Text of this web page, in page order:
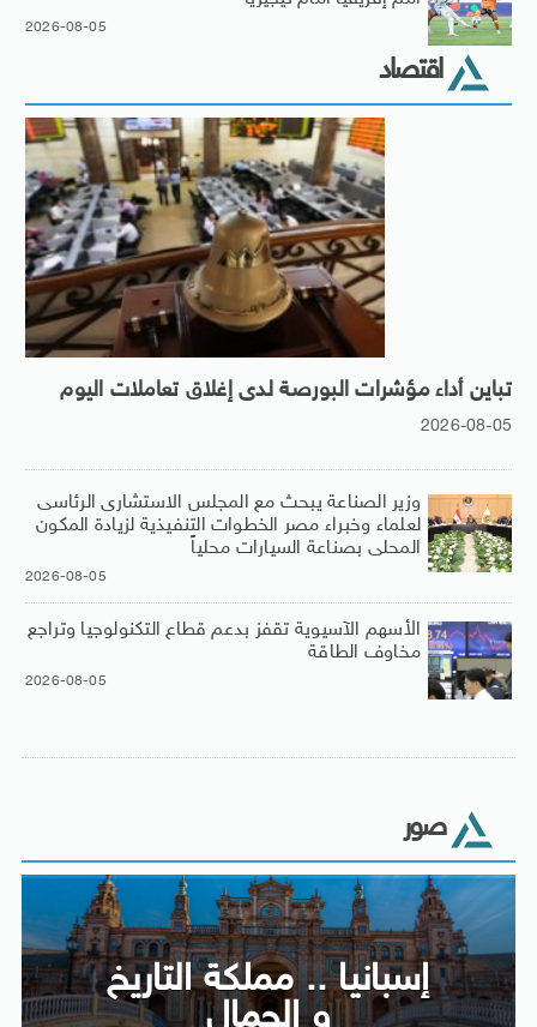
2026-08-05
اقتصاد
تباين أداء مؤشرات البورصة لدى إغلاق تعاملات اليوم
2026-08-05
وزير الصناعة يبحث مع المجلس الاستشارى الرئاسى
لعلماء وخبراء مصر الخطوات التنفيذية لزيادة المكون
المحلى بصناعة السيارات محلياً
2026-08-05
الأسهم الآسيوية تقفز بدعم قطاع التكنولوجيا وتراجع
مخاوف الطاقة
2026-08-05
صور
إسبانيا .. مملكة التاريخ
و الجمال